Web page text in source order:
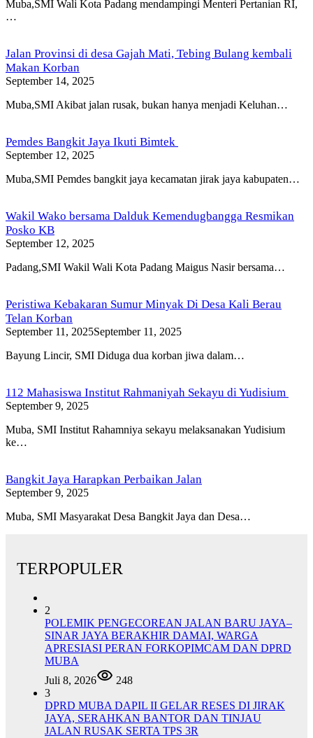
Muba,SMI Wali Kota Padang mendampingi Menteri Pertanian RI,
…
Jalan Provinsi di desa Gajah Mati, Tebing Bulang kembali
Makan Korban
September 14, 2025
Muba,SMI Akibat jalan rusak, bukan hanya menjadi Keluhan…
Pemdes Bangkit Jaya Ikuti Bimtek
September 12, 2025
Muba,SMI Pemdes bangkit jaya kecamatan jirak jaya kabupaten…
Wakil Wako bersama Dalduk Kemendugbangga Resmikan
Posko KB
September 12, 2025
Padang,SMI Wakil Wali Kota Padang Maigus Nasir bersama…
Peristiwa Kebakaran Sumur Minyak Di Desa Kali Berau
Telan Korban
September 11, 2025September 11, 2025
Bayung Lincir, SMI Diduga dua korban jiwa dalam…
112 Mahasiswa Institut Rahmaniyah Sekayu di Yudisium
September 9, 2025
Muba, SMI Institut Rahamniya sekayu melaksanakan Yudisium
ke…
Bangkit Jaya Harapkan Perbaikan Jalan
September 9, 2025
Muba, SMI Masyarakat Desa Bangkit Jaya dan Desa…
TERPOPULER
2
POLEMIK PENGECOREAN JALAN BARU JAYA–
SINAR JAYA BERAKHIR DAMAI, WARGA
APRESIASI PERAN FORKOPIMCAM DAN DPRD
MUBA
Juli 8, 2026
248
3
DPRD MUBA DAPIL II GELAR RESES DI JIRAK
JAYA, SERAHKAN BANTOR DAN TINJAU
JALAN RUSAK SERTA TPS 3R